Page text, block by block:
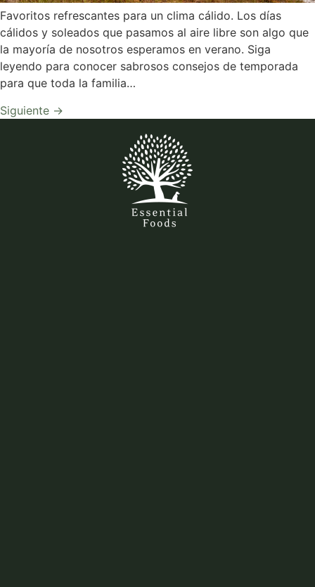
Favoritos refrescantes para un clima cálido. Los días
cálidos y soleados que pasamos al aire libre son algo que
la mayoría de nosotros esperamos en verano. Siga
leyendo para conocer sabrosos consejos de temporada
para que toda la familia…
Siguiente →